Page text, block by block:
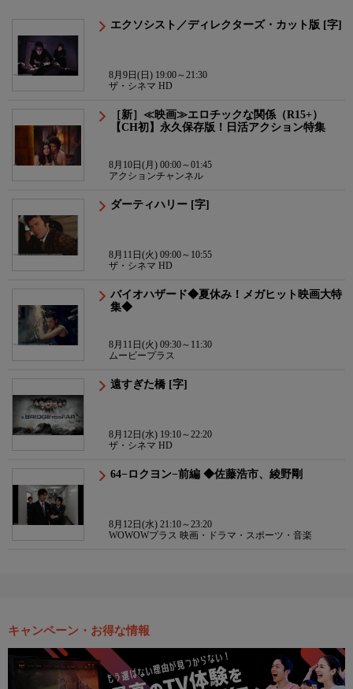
エクソシスト／ディレクターズ・カット版 [字]
8月9日(日) 19:00～21:30
ザ・シネマ HD
［新］≪映画≫エロチックな関係（R15+）
【CH初】永久保存版！日活アクション特集
8月10日(月) 00:00～01:45
アクションチャンネル
ダーティハリー [字]
8月11日(火) 09:00～10:55
ザ・シネマ HD
バイオハザード◆夏休み！メガヒット映画大特
集◆
8月11日(火) 09:30～11:30
ムービープラス
遠すぎた橋 [字]
8月12日(水) 19:10～22:20
ザ・シネマ HD
64−ロクヨン−前編 ◆佐藤浩市、綾野剛
8月12日(水) 21:10～23:20
WOWOWプラス 映画・ドラマ・スポーツ・音楽
キャンペーン・お得な情報